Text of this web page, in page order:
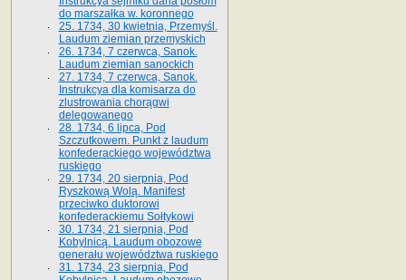
do marszałka w. koronnego
25. 1734, 30 kwietnia, Przemyśl.
Laudum ziemian przemyskich
26. 1734, 7 czerwca, Sanok.
Laudum ziemian sanockich
27. 1734, 7 czerwca, Sanok.
Instrukcya dla komisarza do
zlustrowania chorągwi
delegowanego
28. 1734, 6 lipca, Pod
Szczutkowem. Punkt z laudum
konfederackiego województwa
ruskiego
29. 1734, 20 sierpnia, Pod
Ryszkową Wolą. Manifest
przeciwko duktorowi
konfederackiemu Sołtykowi
30. 1734, 21 sierpnia, Pod
Kobylnicą. Laudum obozowe
generału województwa ruskiego
31. 1734, 23 sierpnia, Pod